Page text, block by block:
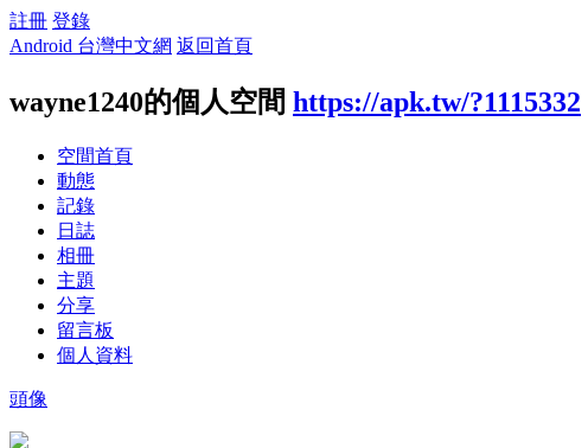
註冊 登錄
Android 台灣中文網 返回首頁
wayne1240的個人空間 https://apk.tw/?1115332
空間首頁
動態
記錄
日誌
相冊
主題
分享
留言板
個人資料
頭像